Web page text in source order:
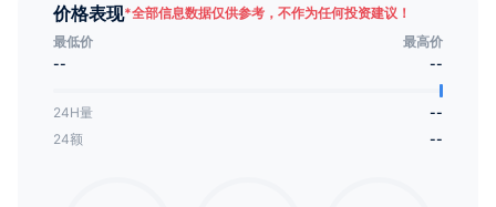
价格表现*全部信息数据仅供参考，不作为任何投资建议！
最低价
最高价
--
--
24H量
--
24额
--